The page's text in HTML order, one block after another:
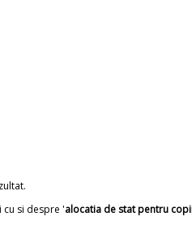
cu si despre 'alocatia de stat pentru